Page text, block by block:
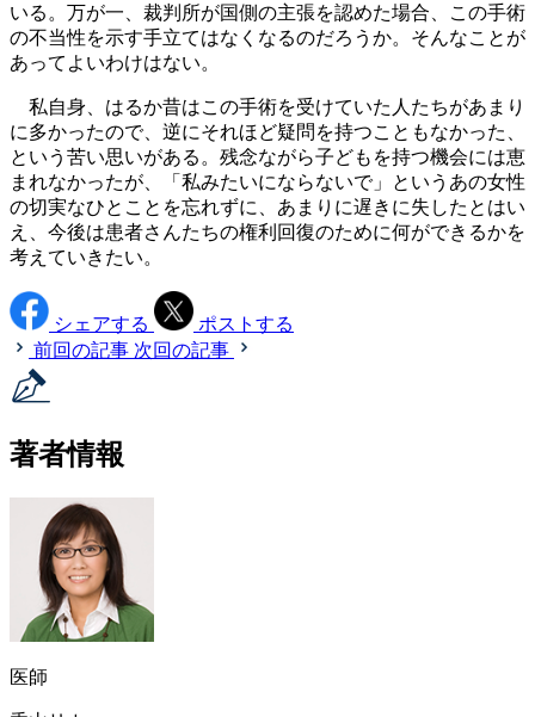
いる。万が一、裁判所が国側の主張を認めた場合、この手術
の不当性を示す手立てはなくなるのだろうか。そんなことが
あってよいわけはない。
私自身、はるか昔はこの手術を受けていた人たちがあまり
に多かったので、逆にそれほど疑問を持つこともなかった、
という苦い思いがある。残念ながら子どもを持つ機会には恵
まれなかったが、「私みたいにならないで」というあの女性
の切実なひとことを忘れずに、あまりに遅きに失したとはい
え、今後は患者さんたちの権利回復のために何ができるかを
考えていきたい。
シェアする
ポストする
前回の記事 次回の記事
著者情報
医師